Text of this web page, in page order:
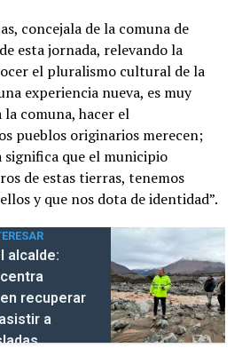
concejala de la comuna de
esta jornada, relevando la
el pluralismo cultural de la
experiencia nueva, es muy
comuna, hacer el
pueblos originarios merecen;
significa que el municipio
de estas tierras, tenemos
y que nos dota de identidad”.
alcalde:
recuperar
a